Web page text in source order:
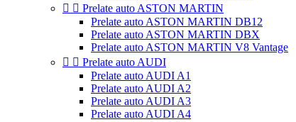
  Prelate auto ASTON MARTIN
Prelate auto ASTON MARTIN DB12
Prelate auto ASTON MARTIN DBX
Prelate auto ASTON MARTIN V8 Vantage
  Prelate auto AUDI
Prelate auto AUDI A1
Prelate auto AUDI A2
Prelate auto AUDI A3
Prelate auto AUDI A4